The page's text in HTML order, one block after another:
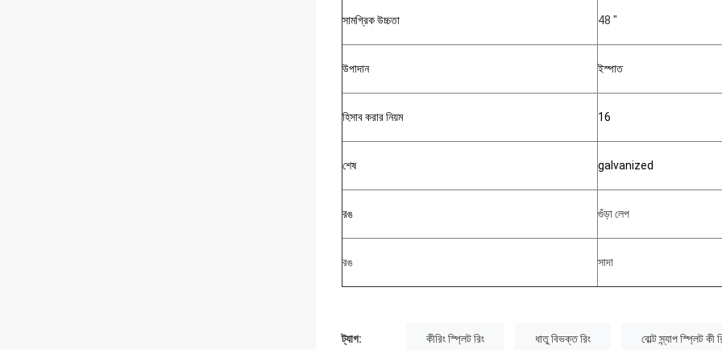
সামগ্রিক উচ্চতা 48 "
উপাদান ইস্পাত
হিসাব করার নিয়ম 16
শেষ galvanized
রঙ গুঁড়া লেপ
রঙ সাদা
ট্যাগ: কীরিং স্প্লিট রিং ধাতু বিভক্ত রিং বোল্ট স্ন্যাপ স্প্লিট কী